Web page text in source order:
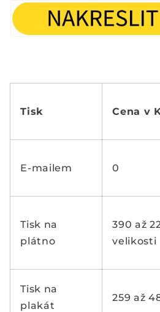
Tisk Cena v
E-mailem 0
Tisk na
plátno
390 až
velikosti
Tisk na
plakát
259 až